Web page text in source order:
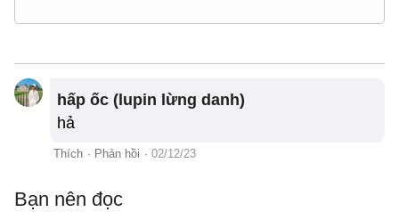
hấp ốc (lupin lừng danh)
hả
Thích · Phản hồi · 02/12/23
Bạn nên đọc